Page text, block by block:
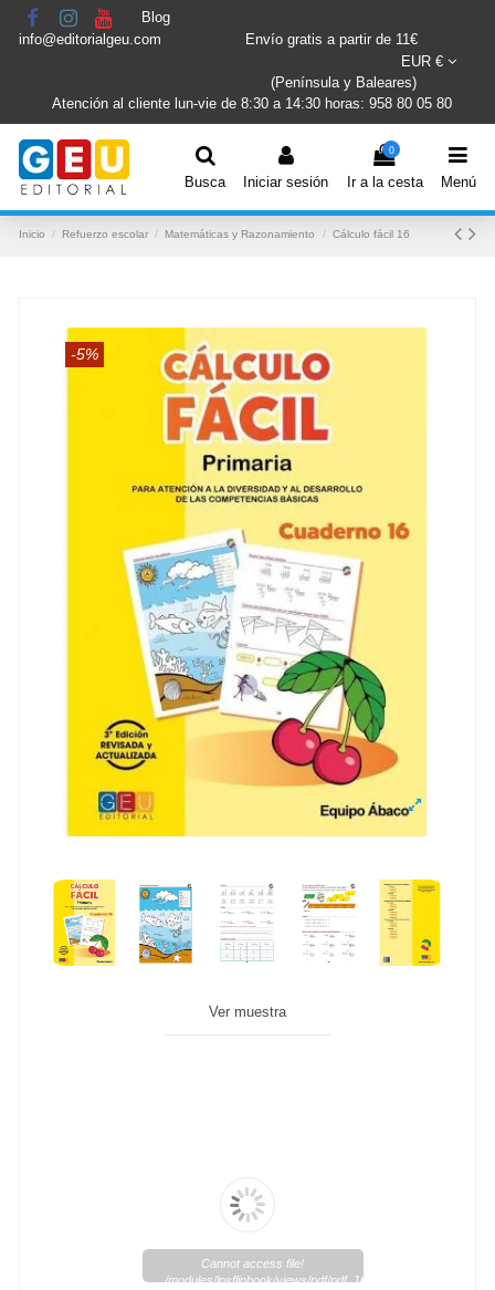
Blog
info@editorialgeu.com
Envío gratis a partir de 11€
EUR €
(Península y Baleares)
Atención al cliente lun-vie de 8:30 a 14:30 horas: 958 80 05 80
Busca Iniciar sesión
0
Ir a la cesta Menú
Inicio Refuerzo escolar Matemáticas y Razonamiento Cálculo fácil 16
-5%
Ver muestra
Cannot access file!
/modules/lpsflipbook/views/pdf/pdf_161_1.pdf